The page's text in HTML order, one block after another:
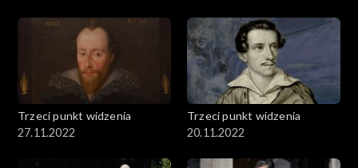
Trzeci punkt widzenia
27.11.2022
Trzeci punkt widzenia
20.11.2022